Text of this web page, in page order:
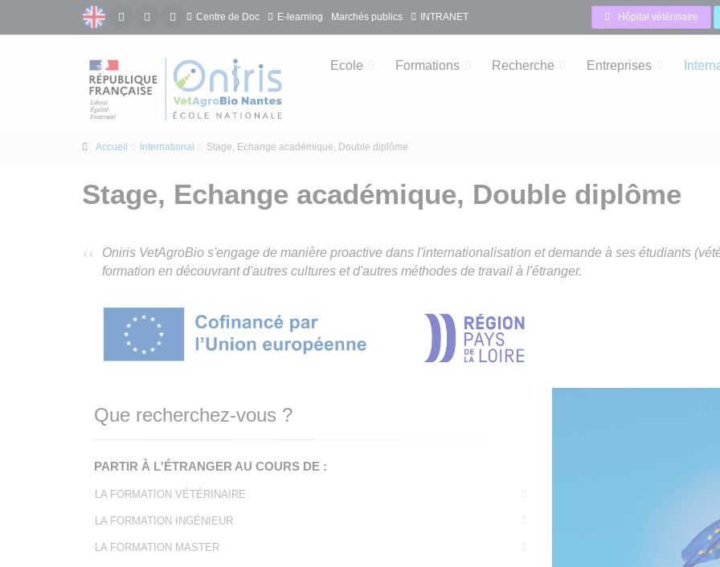
Centre de Doc E-learning Marchés publics INTRANET Hôpital vétérinaire
Ecole Formations Recherche Entreprises
Accueil International Stage, Echange académique, Double diplôme
Stage, Echange académique, Double diplôme
Oniris VetAgroBio s'engage de manière proactive dans l'internationalisation et demande à ses étudiants
formation en découvrant d'autres cultures et d'autres méthodes de travail à l'étranger.
Que recherchez-vous ?
PARTIR À L'ÉTRANGER AU COURS DE :
LA FORMATION VÉTÉRINAIRE
LA FORMATION INGÉNIEUR
LA FORMATION MASTER